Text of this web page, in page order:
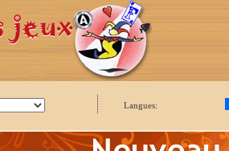
Langues: